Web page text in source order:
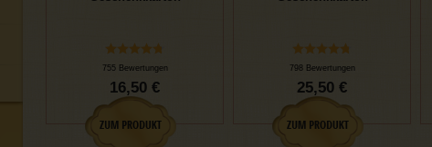
755 Bewertungen
16,50 €
798 Bewertungen
25,50 €